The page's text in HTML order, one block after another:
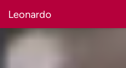
Leonardo